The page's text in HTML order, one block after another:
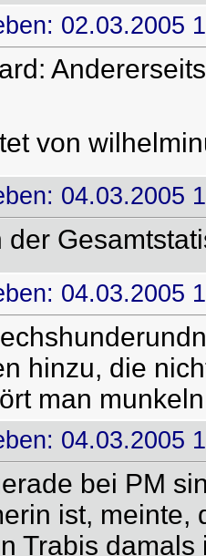
02.03.2005
von
04.03.2005
der
04.03.2005
hinzu, die
man
04.03.2005
bei PM
ist, meinte,
Trabis